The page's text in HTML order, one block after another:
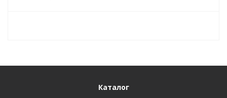
Каталог